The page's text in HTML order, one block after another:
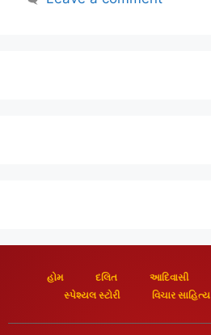
હોમ દલિત આદિવાસી
સ્પેશ્યલ સ્ટોરી
વિચાર સાહિત્ય